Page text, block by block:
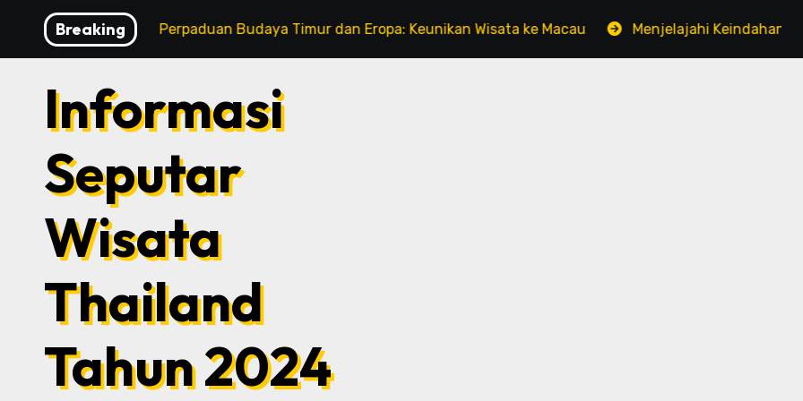
content
Breaking
Kapur Perpaduan Budaya Timur dan Eropa: Keunikan Wisata ke Macau Menjelajahi Keindahan
Informasi
Seputar
Wisata
Thailand
Tahun 2024